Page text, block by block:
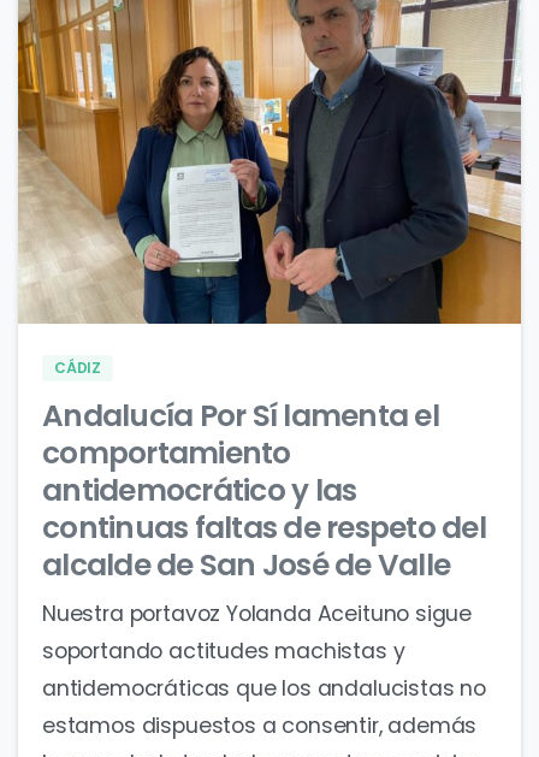
0
CÁDIZ
Andalucía Por Sí lamenta el
comportamiento
antidemocrático y las
continuas faltas de respeto del
alcalde de San José de Valle
Nuestra portavoz Yolanda Aceituno sigue
soportando actitudes machistas y
antidemocráticas que los andalucistas no
estamos dispuestos a consentir, además